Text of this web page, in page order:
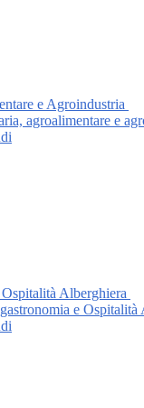
e Agroindustria
agroalimentare e
Alberghiera
e Ospitalità